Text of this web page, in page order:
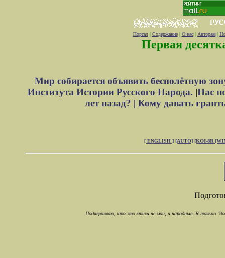
Портал| Содержание| О нас| Авторам|
Первая
Мир собирается объявить бесполётную
Института Истории Русского Народа. |Нас
лет назад? | Кому давать
[ ENGLISH ] [AUTO] [KOI-8R
Подчеркиваю, что это стихи не мои, а народные. Я только